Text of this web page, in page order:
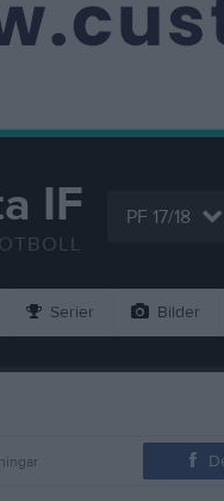
IF PF 17/18
Serier Bilder